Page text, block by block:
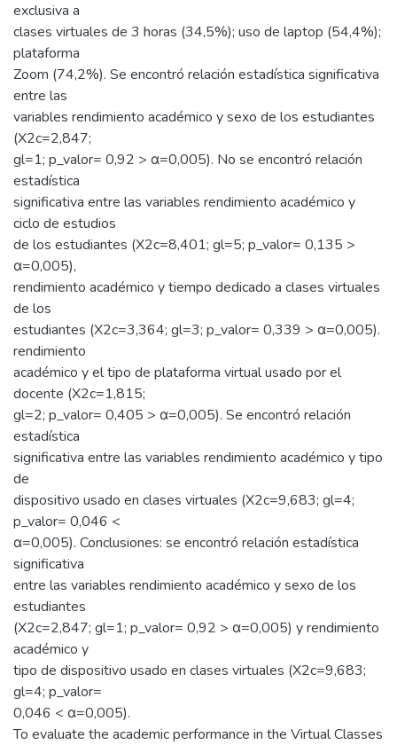
exclusiva a
clases virtuales de 3 horas (34,5%); uso de laptop (54,4%);
plataforma
Zoom (74,2%). Se encontró relación estadística significativa
entre las
variables rendimiento académico y sexo de los estudiantes
(X2c=2,847;
gl=1; p_valor= 0,92 > α=0,005). No se encontró relación
estadística
significativa entre las variables rendimiento académico y
ciclo de estudios
de los estudiantes (X2c=8,401; gl=5; p_valor= 0,135 >
α=0,005),
rendimiento académico y tiempo dedicado a clases virtuales
de los
estudiantes (X2c=3,364; gl=3; p_valor= 0,339 > α=0,005).
rendimiento
académico y el tipo de plataforma virtual usado por el
docente (X2c=1,815;
gl=2; p_valor= 0,405 > α=0,005). Se encontró relación
estadística
significativa entre las variables rendimiento académico y tipo
de
dispositivo usado en clases virtuales (X2c=9,683; gl=4;
p_valor= 0,046 <
α=0,005). Conclusiones: se encontró relación estadística
significativa
entre las variables rendimiento académico y sexo de los
estudiantes
(X2c=2,847; gl=1; p_valor= 0,92 > α=0,005) y rendimiento
académico y
tipo de dispositivo usado en clases virtuales (X2c=9,683;
gl=4; p_valor=
0,046 < α=0,005).
To evaluate the academic performance in the Virtual Classes